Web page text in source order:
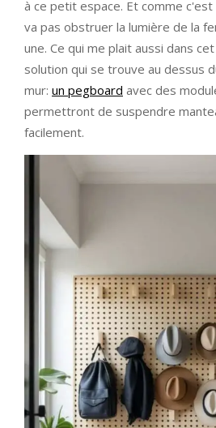
à ce petit espace. Et comme c'est
va pas obstruer la lumière de la
une. Ce qui me plait aussi dans
solution qui se trouve au dessus
mur: un pegboard avec des
permettront de suspendre
facilement.